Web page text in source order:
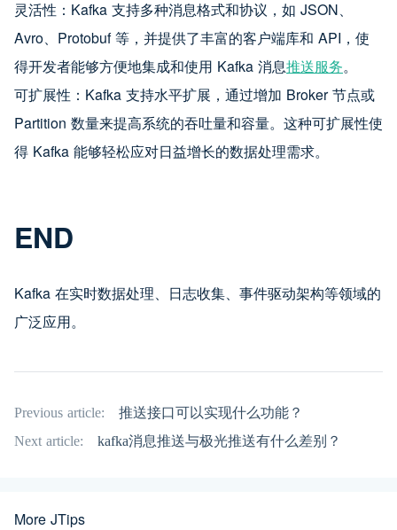
灵活性：Kafka 支持多种消息格式和协议，如 JSON、
Avro、Protobuf 等，并提供了丰富的客户端库和 API，使
得开发者能够方便地集成和使用 Kafka 消息推送服务。
可扩展性：Kafka 支持水平扩展，通过增加 Broker 节点或
Partition 数量来提高系统的吞吐量和容量。这种可扩展性使
得 Kafka 能够轻松应对日益增长的数据处理需求。
END
Kafka 在实时数据处理、日志收集、事件驱动架构等领域的
广泛应用。
Previous article:
推送接口可以实现什么功能？
Next article:
kafka消息推送与极光推送有什么差别？
More JTips